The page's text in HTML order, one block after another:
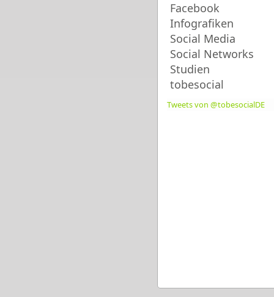
Facebook
Infografiken
Social Media
Social Networks
Studien
tobesocial
Tweets von @tobesocialDE